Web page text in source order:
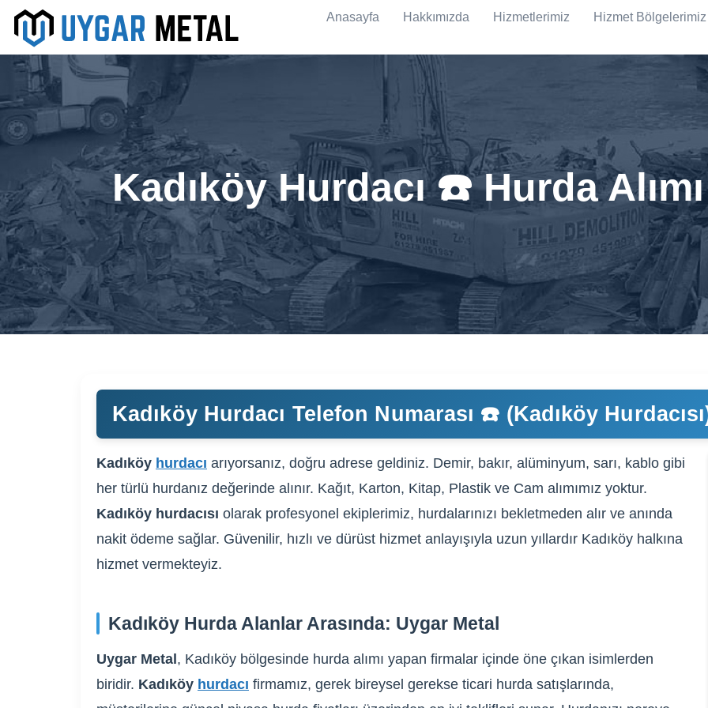
Anasayfa Hakkımızda Hizmetlerimiz Hizmet Bölgelerimiz
Kadıköy Hurdacı ☎️ Hurda
Kadıköy Hurdacı Telefon Numarası ☎️ (Kadıköy
Kadıköy hurdacı arıyorsanız, doğru adrese geldiniz. Demir, bakır, alüminyum, sarı, kablo gibi
her türlü hurdanız değerinde alınır. Kağıt, Karton, Kitap, Plastik ve Cam alımımız yoktur.
Kadıköy hurdacısı olarak profesyonel ekiplerimiz, hurdalarınızı bekletmeden alır ve anında
nakit ödeme sağlar. Güvenilir, hızlı ve dürüst hizmet anlayışıyla uzun yıllardır Kadıköy halkına
hizmet vermekteyiz.
Kadıköy Hurda Alanlar Arasında: Uygar Metal
Uygar Metal , Kadıköy bölgesinde hurda alımı yapan firmalar içinde öne çıkan isimlerden
biridir. Kadıköy hurdacı firmamız, gerek bireysel gerekse ticari hurda satışlarında,